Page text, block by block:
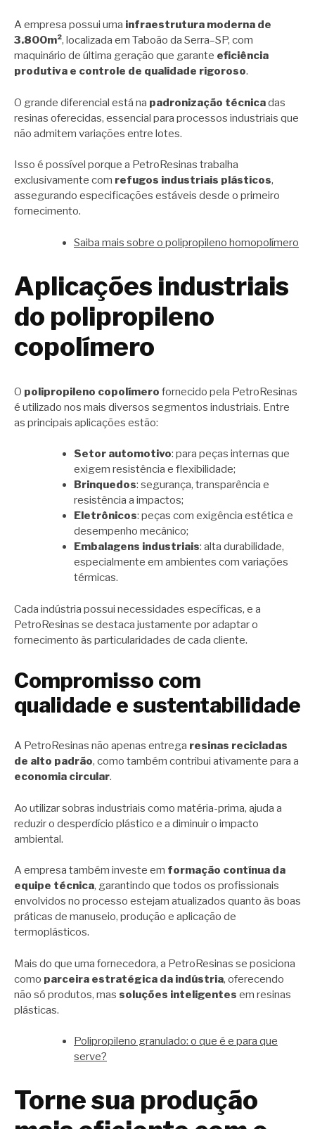
A empresa possui uma infraestrutura moderna de
3.800m², localizada em Taboão da Serra–SP, com
maquinário de última geração que garante eficiência
produtiva e controle de qualidade rigoroso.
O grande diferencial está na padronização técnicadas
resinas oferecidas, essencial para processos industriais que
não admitem variações entre lotes.
Isso é possível porque a PetroResinas trabalha
exclusivamente com refugos industriais plásticos,
assegurando especificações estáveis desde o primeiro
fornecimento.
Saiba mais sobre o polipropileno homopolímero
Aplicações industriais
do polipropileno
copolímero
O polipropileno copolímero fornecido pela PetroResinas
é utilizado nos mais diversos segmentos industriais. Entre
as principais aplicações estão:
Setor automotivo: para peças internas que
exigem resistência e flexibilidade;
Brinquedos: segurança, transparência e
resistência a impactos;
Eletrônicos: peças com exigência estética e
desempenho mecânico;
Embalagens industriais: alta durabilidade,
especialmente em ambientes com variações
térmicas.
Cada indústria possui necessidades específicas, e a
PetroResinas se destaca justamente por adaptar o
fornecimento às particularidades de cada cliente.
Compromisso com
qualidade e sustentabilidade
A PetroResinas não apenas entrega resinas recicladas
de alto padrão, como também contribui ativamente para a
economia circular.
Ao utilizar sobras industriais como matéria-prima, ajuda a
reduzir o desperdício plástico e a diminuir o impacto
ambiental.
A empresa também investe em formação contínua da
equipe técnica, garantindo que todos os profissionais
envolvidos no processo estejam atualizados quanto às boas
práticas de manuseio, produção e aplicação de
termoplásticos.
Mais do que uma fornecedora, a PetroResinas se posiciona
como parceira estratégica da indústria, oferecendo
não só produtos, mas soluções inteligentes em resinas
plásticas.
Polipropileno granulado: o que é e para que
serve?
Torne sua produção